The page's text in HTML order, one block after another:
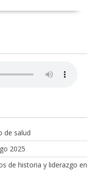
de salud
2025
de historia y liderazgo en